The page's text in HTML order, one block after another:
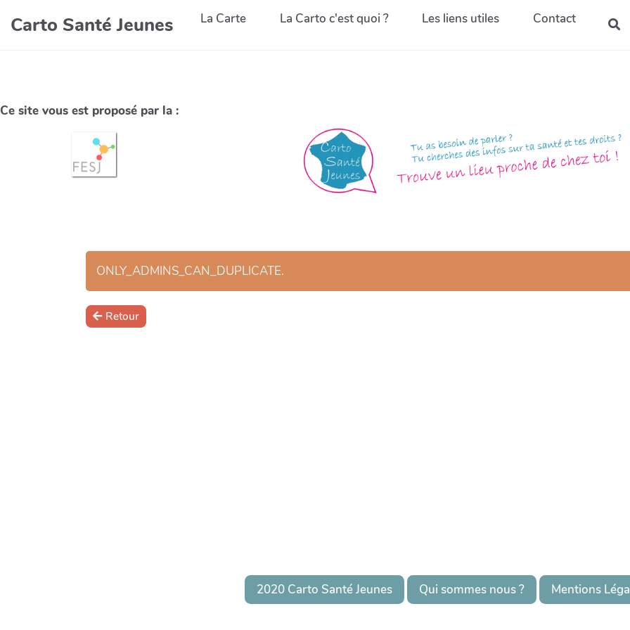
Carto Santé Jeunes La Carte La Carto c'est quoi ? Les liens utiles Contact
Ce site vous est proposé par la :
ONLY_ADMINS_CAN_DUPLICATE.
Retour
2020 Carto Santé Jeunes Qui sommes nous ? Mentions